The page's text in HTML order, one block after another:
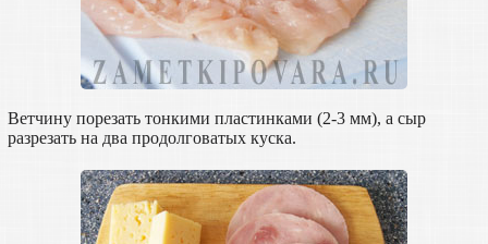
Ветчину порезать тонкими пластинками (2-3 мм), а сыр
разрезать на два продолговатых куска.